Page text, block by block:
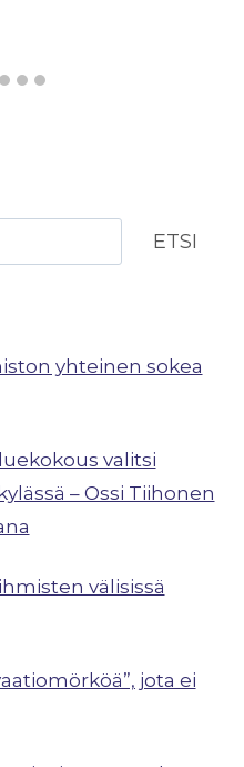
ETSI
yhteinen sokea
valitsi
– Ossi Tiihonen
välisissä
jota ei